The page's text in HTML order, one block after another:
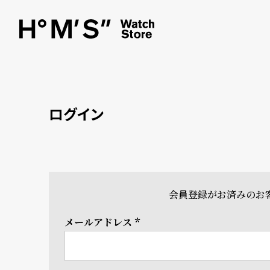
ログイン
会員登録がお済みのお
メールアドレス
(必